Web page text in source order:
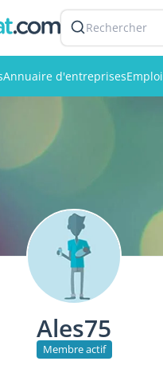
Rechercher
Annuaire d'entreprisesEmploi
Ales75
Membre actif